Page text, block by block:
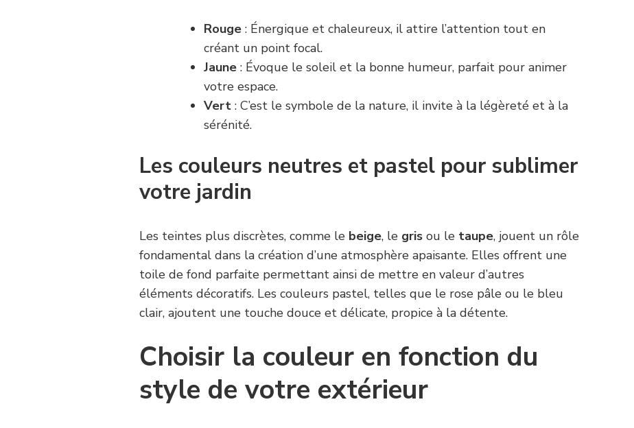
Rouge : Énergique et chaleureux, il attire l’attention tout en
créant un point focal.
Jaune : Évoque le soleil et la bonne humeur, parfait pour animer
votre espace.
Vert : C’est le symbole de la nature, il invite à la légèreté et à la
sérénité.
Les couleurs neutres et pastel pour sublimer
votre jardin
Les teintes plus discrètes, comme le beige, le gris ou le taupe, jouent un rôle
fondamental dans la création d’une atmosphère apaisante. Elles offrent une
toile de fond parfaite permettant ainsi de mettre en valeur d’autres
éléments décoratifs. Les couleurs pastel, telles que le rose pâle ou le bleu
clair, ajoutent une touche douce et délicate, propice à la détente.
Choisir la couleur en fonction du
style de votre extérieur